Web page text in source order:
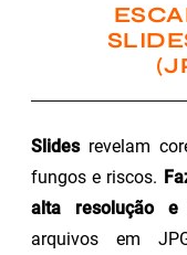
Slidesrevelam
fungos e riscos.
alta resolução e
arquivos em